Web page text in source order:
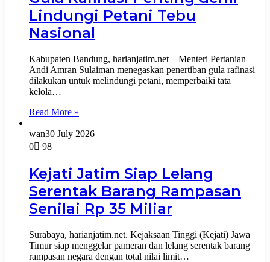
Lindungi Petani Tebu
Nasional
Kabupaten Bandung, harianjatim.net – Menteri Pertanian
Andi Amran Sulaiman menegaskan penertiban gula rafinasi
dilakukan untuk melindungi petani, memperbaiki tata
kelola…
Read More »
wan30 July 2026
0
98
Kejati Jatim Siap Lelang
Serentak Barang Rampasan
Senilai Rp 35 Miliar
Surabaya, harianjatim.net. ​Kejaksaan Tinggi (Kejati) Jawa
Timur siap menggelar pameran dan lelang serentak barang
rampasan negara dengan total nilai limit…